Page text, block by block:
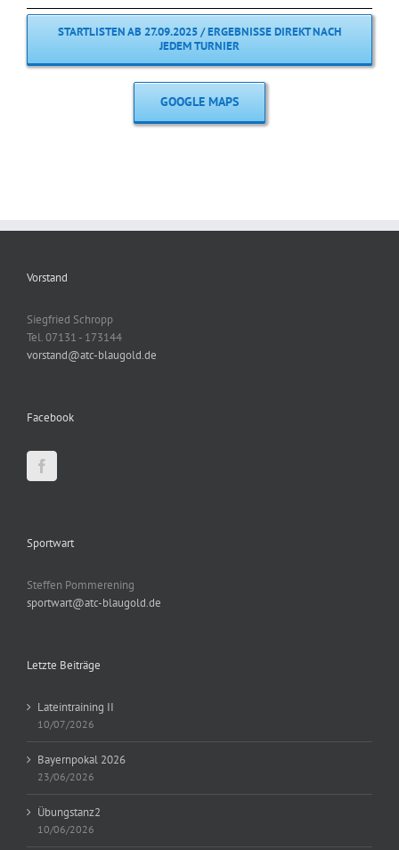
STARTLISTEN AB 27.09.2025 / ERGEBNISSE DIREKT NACH
JEDEM TURNIER
GOOGLE MAPS
Vorstand
Siegfried Schropp
Tel. 07131 - 173144
vorstand@atc-blaugold.de
Facebook
Sportwart
Steffen Pommerening
sportwart@atc-blaugold.de
Letzte Beiträge
Lateintraining II
10/07/2026
Bayernpokal 2026
23/06/2026
Übungstanz2
10/06/2026